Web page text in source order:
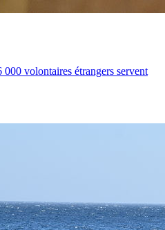
volontaires étrangers servent